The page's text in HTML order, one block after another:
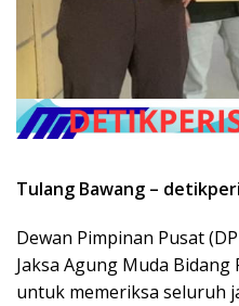
Tulang Bawang –
Dewan Pimpinan Pusat
Jaksa Agung Muda Bidang
untuk memeriksa seluruh